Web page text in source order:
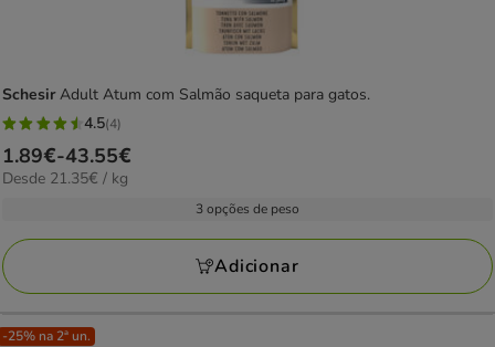
SchesirAdult Atum com Salmão saqueta para gatos.
4.5
estrelas
com
avaliações
4.5(4)
Preço
de
43.55€
1.89€-43.55€
21.35€
Desde 21.35€ / kg
3 opções de peso
Adicionar
-25% na 2ª un.